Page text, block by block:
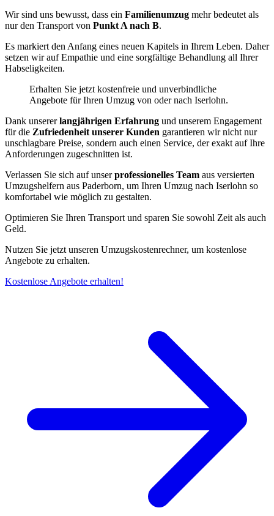
Wir sind uns bewusst, dass ein Familienumzug mehr bedeutet als
nur den Transport von Punkt A nach B.
Es markiert den Anfang eines neuen Kapitels in Ihrem Leben. Daher
setzen wir auf Empathie und eine sorgfältige Behandlung all Ihrer
Habseligkeiten.
Erhalten Sie jetzt kostenfreie und unverbindliche
Angebote für Ihren Umzug von oder nach Iserlohn.
Dank unsererlangjährigen Erfahrung und unserem Engagement
für die Zufriedenheit unserer Kunden garantieren wir nicht nur
unschlagbare Preise, sondern auch einen Service, der exakt auf Ihre
Anforderungen zugeschnitten ist.
Verlassen Sie sich auf unserprofessionelles Team aus versierten
Umzugshelfern aus Paderborn, um Ihren Umzug nach Iserlohn so
komfortabel wie möglich zu gestalten.
Optimieren Sie Ihren Transport und sparen Sie sowohl Zeit als auch
Geld.
Nutzen Sie jetzt unseren Umzugskostenrechner, um kostenlose
Angebote zu erhalten.
Kostenlose Angebote erhalten!